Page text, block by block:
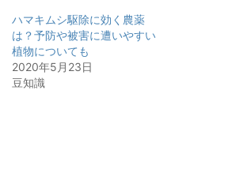
ハマキムシ駆除に効く農薬
は？予防や被害に遭いやすい
植物についても
2020年5月23日
豆知識